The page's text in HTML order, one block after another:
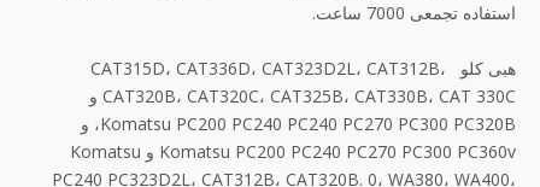
استفاده تجمعی 7000 ساعت.
هبی کلو CAT315D، CAT336D، CAT323D2L، CAT312B،
CAT320B، CAT320C، CAT325B، CAT330B، CAT 330C و
Komatsu PC200 PC240 PC240 PC270 PC300 PC320B، و
Komatsu PC200 PC240 PC270 PC300 PC360v و Komatsu
PC240 PC323D2L، CAT312B، CAT320B. 0، WA380، WA400،